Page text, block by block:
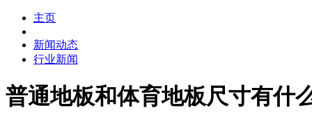
主页
新闻动态
行业新闻
普通地板和体育地板尺寸有什